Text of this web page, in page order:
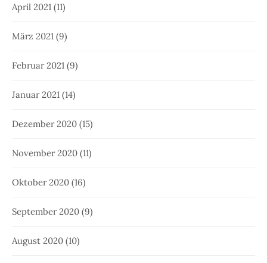
April 2021 (11)
März 2021 (9)
Februar 2021 (9)
Januar 2021 (14)
Dezember 2020 (15)
November 2020 (11)
Oktober 2020 (16)
September 2020 (9)
August 2020 (10)